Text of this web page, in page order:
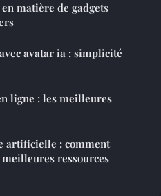
matière de gadgets
avatar ia : simplicité
ligne : les meilleures
artificielle : comment
ressources